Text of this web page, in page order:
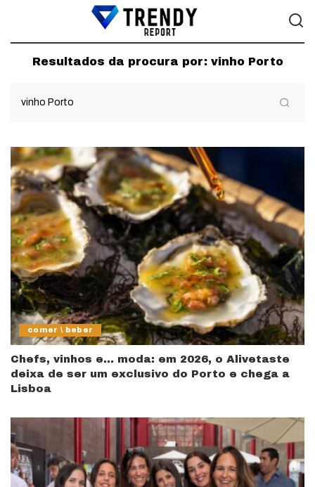
Resultados da procura por: vinho Porto
comer \ beber
Chefs, vinhos e… moda: em 2026, o Alivetaste
deixa de ser um exclusivo do Porto e chega a
Lisboa